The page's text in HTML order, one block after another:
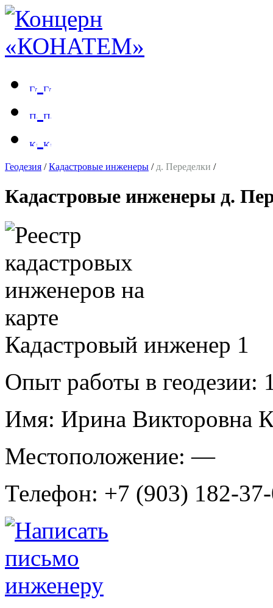
Геодезия /Кадастровые инженеры / д. Переделки /
Кадастровые инженеры д.
Кадастровый инженер 1
Опыт работы в геодезии:
Имя: Ирина Викторовна
Местоположение: —
Телефон: +7 (903) 182-